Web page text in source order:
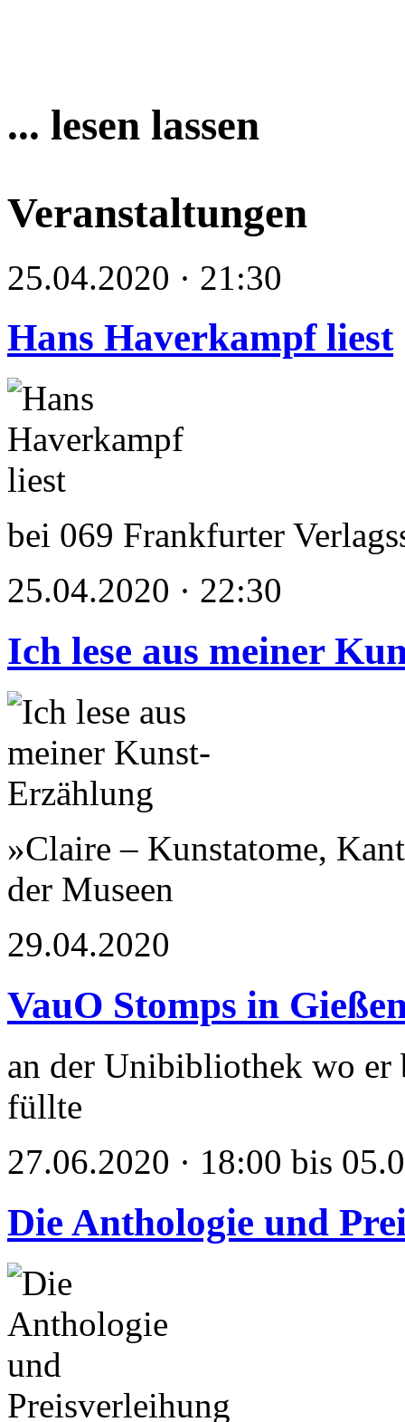
... lesen lassen
Veranstaltungen
25.04.2020 · 21:30
Hans Haverkampf liest
bei 069 Frankfurter
25.04.2020 · 22:30
Ich lese aus meiner
»Claire – Kunstatome,
der Museen
29.04.2020
VauO Stomps in
an der Unibibliothek wo er
füllte
27.06.2020 · 18:00 bis
Die Anthologie und